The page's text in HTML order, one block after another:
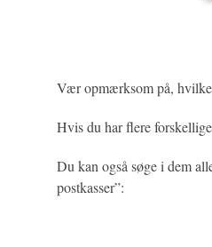
Vær opmærksom på,
Hvis du har flere
Du kan også søge i dem
postkasser”: